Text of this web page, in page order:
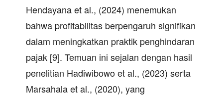
Hendayana et al., (2024) menemukan
bahwa profitabilitas berpengaruh signifikan
dalam meningkatkan praktik penghindaran
pajak [9]. Temuan ini sejalan dengan hasil
penelitian Hadiwibowo et al., (2023) serta
Marsahala et al., (2020), yang